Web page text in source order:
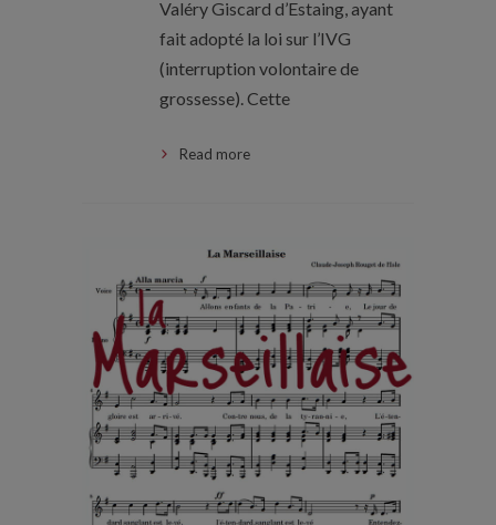
Valéry Giscard d’Estaing, ayant
fait adopté la loi sur l’IVG
(interruption volontaire de
grossesse). Cette
Read more